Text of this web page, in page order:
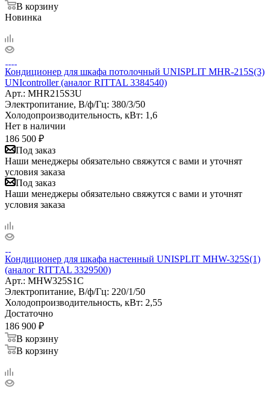
В корзину
Новинка
Кондиционер для шкафа потолочный UNISPLIT MHR-215S(3)
UNIcontroller (аналог RITTAL 3384540)
Арт.: MHR215S3U
Электропитание, В/ф/Гц: 380/3/50
Холодопроизводительность, кВт: 1,6
Нет в наличии
186 500 ₽
Под заказ
Наши менеджеры обязательно свяжутся с вами и уточнят
условия заказа
Под заказ
Наши менеджеры обязательно свяжутся с вами и уточнят
условия заказа
Кондиционер для шкафа настенный UNISPLIT MHW-325S(1)
(аналог RITTAL 3329500)
Арт.: MHW325S1C
Электропитание, В/ф/Гц: 220/1/50
Холодопроизводительность, кВт: 2,55
Достаточно
186 900 ₽
В корзину
В корзину